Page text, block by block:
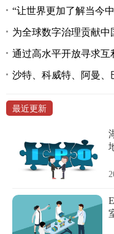
“让世界更加了解当今
为全球数字治理贡献中
通过高水平开放寻求互
沙特、科威特、阿曼
最近更新